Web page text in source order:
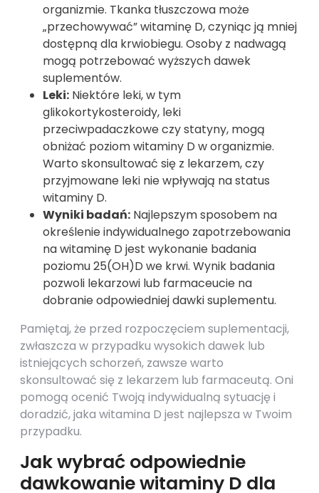
organizmie. Tkanka tłuszczowa może
„przechowywać” witaminę D, czyniąc ją mniej
dostępną dla krwiobiegu. Osoby z nadwagą
mogą potrzebować wyższych dawek
suplementów.
Leki: Niektóre leki, w tym
glikokortykosteroidy, leki
przeciwpadaczkowe czy statyny, mogą
obniżać poziom witaminy D w organizmie.
Warto skonsultować się z lekarzem, czy
przyjmowane leki nie wpływają na status
witaminy D.
Wyniki badań: Najlepszym sposobem na
określenie indywidualnego zapotrzebowania
na witaminę D jest wykonanie badania
poziomu 25(OH)D we krwi. Wynik badania
pozwoli lekarzowi lub farmaceucie na
dobranie odpowiedniej dawki suplementu.
Pamiętaj, że przed rozpoczęciem suplementacji,
zwłaszcza w przypadku wysokich dawek lub
istniejących schorzeń, zawsze warto
skonsultować się z lekarzem lub farmaceutą. Oni
pomogą ocenić Twoją indywidualną sytuację i
doradzić, jaka witamina D jest najlepsza w Twoim
przypadku.
Jak wybrać odpowiednie
dawkowanie witaminy D dla